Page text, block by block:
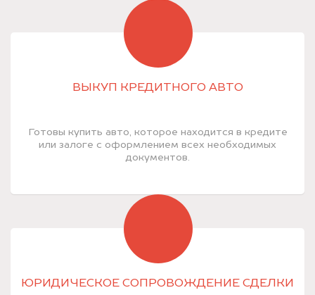
ВЫКУП КРЕДИТНОГО АВТО
Готовы купить авто, которое находится в кредите
или залоге с оформлением всех необходимых
документов.
ЮРИДИЧЕСКОЕ СОПРОВОЖДЕНИЕ СДЕЛКИ